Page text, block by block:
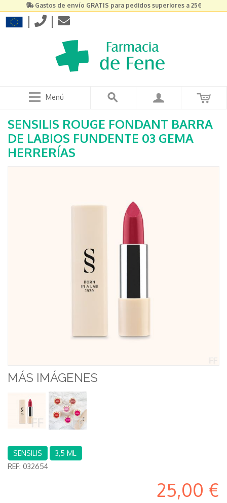
Gastos de envío GRATIS para pedidos superiores a 25€
| |
Menú
SENSILIS ROUGE FONDANT BARRA
DE LABIOS FUNDENTE 03 GEMA
HERRERÍAS
MÁS IMÁGENES
SENSILIS
3,5 ML
REF: 032654
25,00 €